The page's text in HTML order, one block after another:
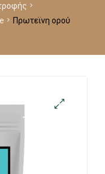
Πρωτεϊνη ορού